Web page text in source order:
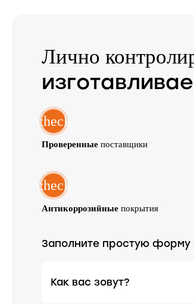
Лично
check
Проверенные поставщики
check
Антикоррозийные покрытия
Заполните простую форму
Как вас зовут?